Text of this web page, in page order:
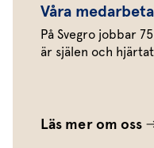
Våra
På Svegro jobbar
är själen och
Läs mer om oss